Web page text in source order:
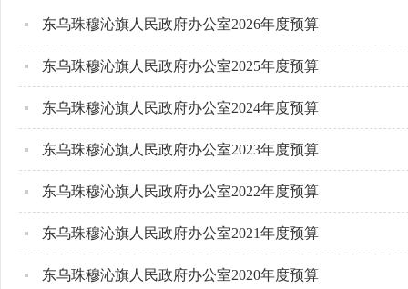
东乌珠穆沁旗人民政府办公室2026年度预算
东乌珠穆沁旗人民政府办公室2025年度预算
东乌珠穆沁旗人民政府办公室2024年度预算
东乌珠穆沁旗人民政府办公室2023年度预算
东乌珠穆沁旗人民政府办公室2022年度预算
东乌珠穆沁旗人民政府办公室2021年度预算
东乌珠穆沁旗人民政府办公室2020年度预算